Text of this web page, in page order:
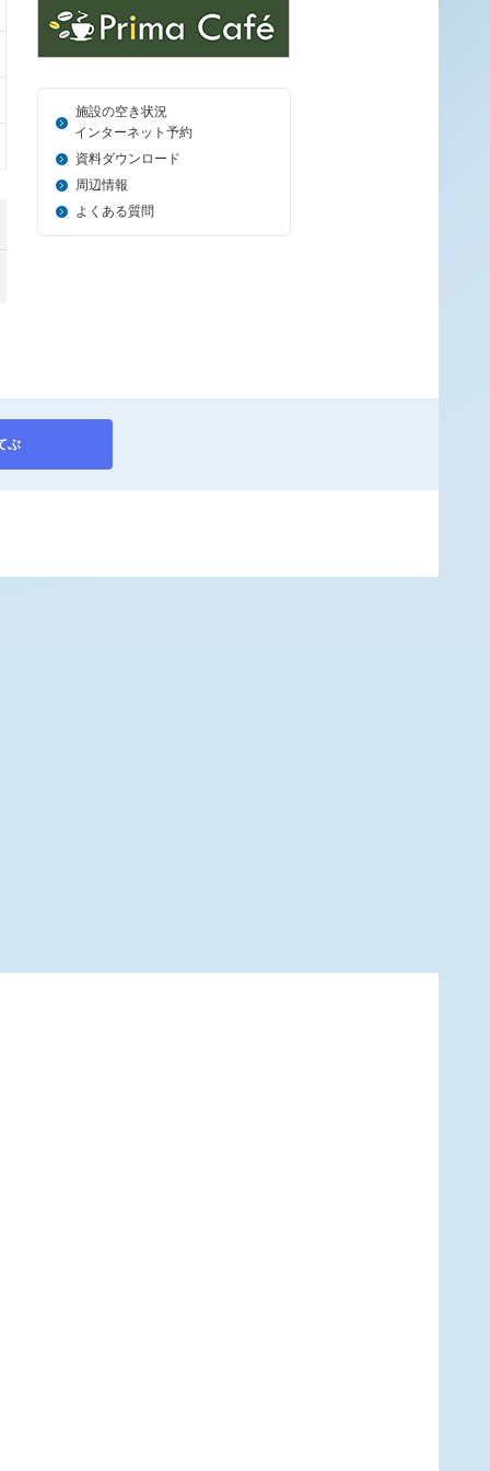
施設の空き状況
＿_ インターネット予約
資料ダウンロード
周辺情報
よくある質問
ぶ